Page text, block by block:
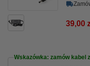
39,00
Wskazówka: zamów kabel